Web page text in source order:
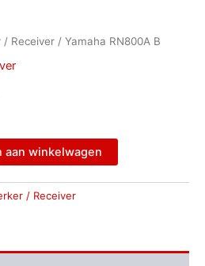
/ Receiver / Yamaha RN800A B
aan winkelwagen
/ Receiver